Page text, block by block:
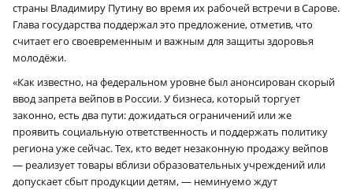
страны Владимиру Путину во время их рабочей встречи в Сарове.
Глава государства поддержал это предложение, отметив, что
считает его своевременным и важным для защиты здоровья
молодёжи.
«Как известно, на федеральном уровне был анонсирован скорый
ввод запрета вейпов в России. У бизнеса, который торгует
законно, есть два пути: дожидаться ограничений или же
проявить социальную ответственность и поддержать политику
региона уже сейчас. Тех, кто ведет незаконную продажу вейпов
— реализует товары вблизи образовательных учреждений или
допускает сбыт продукции детям, — неминуемо ждут